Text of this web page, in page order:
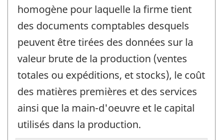
homogène pour laquelle la firme tient
des documents comptables desquels
peuvent être tirées des données sur la
valeur brute de la production (ventes
totales ou expéditions, et stocks), le coût
des matières premières et des services
ainsi que la main-d'oeuvre et le capital
utilisés dans la production.